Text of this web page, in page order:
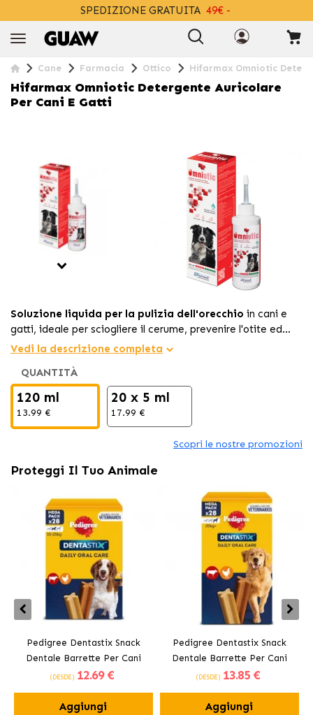
SPEDIZIONE GRATUITA 49€ -
Cane Farmacia Ottico Hifarmax Omniotic
Hifarmax Omniotic Detergente Auricolare
Per Cani E Gatti
Soluzione liquida per la pulizia dell'orecchio in cani e
gatti, ideale per sciogliere il cerume, prevenire l'otite ed
eliminare i cattivi odori, con formula delicata e disponibile
Vedi la descrizione completa
QUANTITÀ
120 ml
13.99 €
20 x 5 ml
17.99 €
Scopri le nostre promozioni
Proteggi Il Tuo Animale
Pedigree Dentastix Snack
Dentale Barrette Per Cani
Medi 10-25 kg
(DESDE) 12.69 €
Aggiungi
Pedigree Dentastix Snack
Dentale Barrette Per Cani
Grandi +25 kg
(DESDE) 13.85 €
Aggiungi